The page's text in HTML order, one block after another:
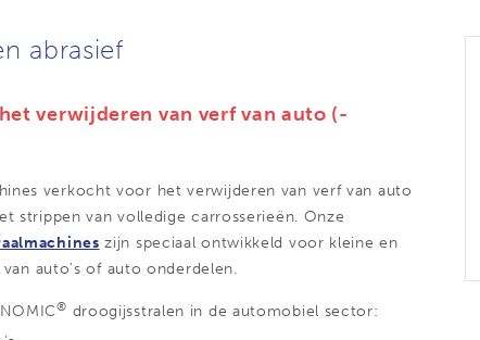
abrasief
verwijderen van verf van auto (-
verkocht voor het verwijderen van verf van auto
strippen van volledige carrosserieën. Onze
zijn speciaal ontwikkeld voor kleine en
auto's of auto onderdelen.
® droogijsstralen in de automobiel sector: